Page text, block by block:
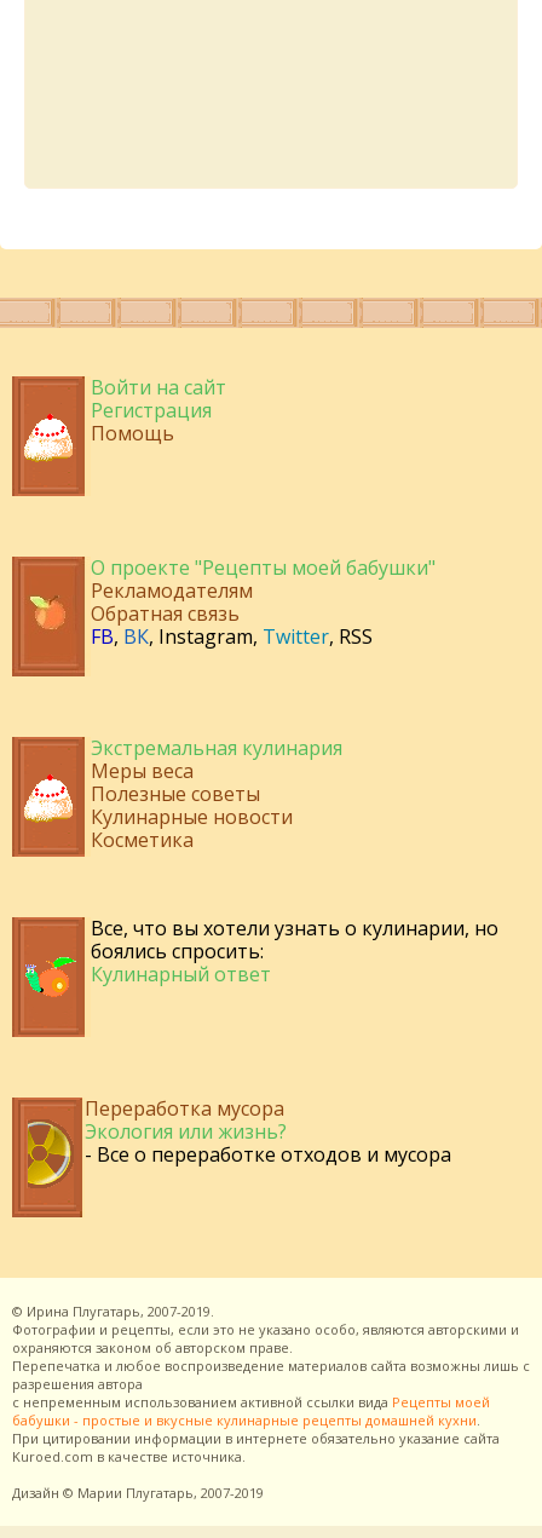
Войти на сайт
Регистрация
Помощь
О проекте "Рецепты моей бабушки"
Рекламодателям
Обратная связь
FB, ВК, Instagram, Twitter, RSS
Экстремальная кулинария
Меры веса
Полезные советы
Кулинарные новости
Косметика
Все, что вы хотели узнать о кулинарии, но
боялись спросить:
Кулинарный ответ
Переработка мусора
Экология или жизнь?
- Все о переработке отходов и мусора
© Ирина Плугатарь, 2007-2019.
Фотографии и рецепты, если это не указано особо, являются авторскими и
охраняются законом об авторском праве.
Перепечатка и любое воспроизведение материалов сайта возможны лишь с
разрешения автора
с непременным использованием активной ссылки вида Рецепты моей
бабушки - простые и вкусные кулинарные рецепты домашней кухни.
При цитировании информации в интернете обязательно указание сайта
Kuroed.com в качестве источника.
Дизайн © Марии Плугатарь, 2007-2019